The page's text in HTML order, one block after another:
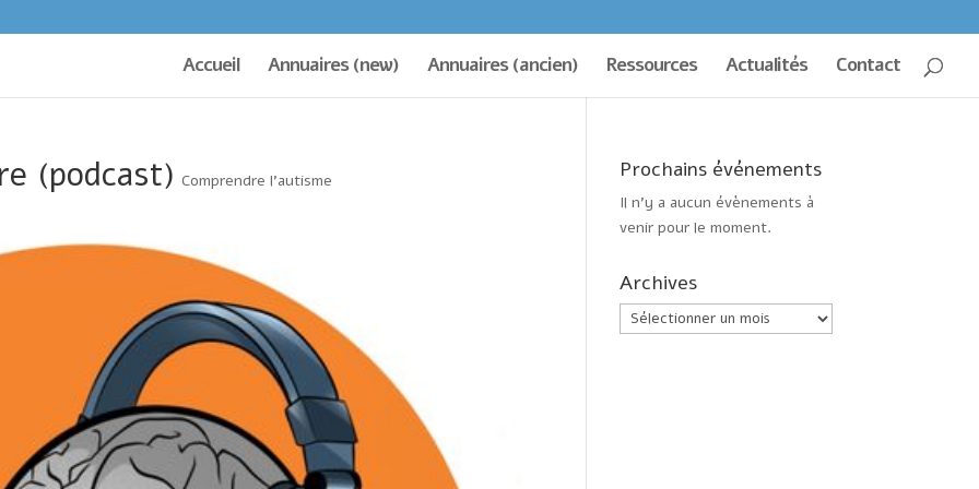
Accueil Annuaires (new) Annuaires (ancien) Ressources Actualités Contact
(podcast) Comprendre l'autisme Prochains événements
Il n’y a aucun évènements à
venir pour le moment.
Archives
Archives